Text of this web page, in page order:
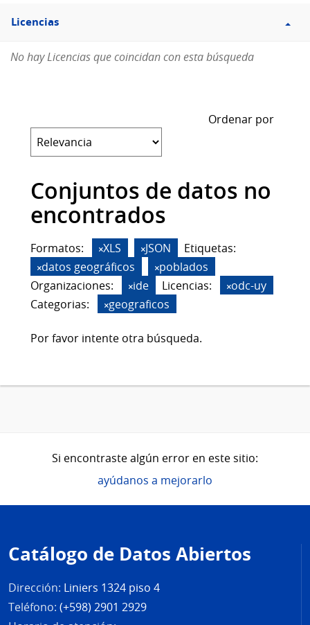
Filtro
Licencias
Licencias
No hay Licencias que coincidan con esta búsqueda
Ordenar por
Conjuntos de datos no
encontrados
Formatos: XLS JSON
Etiquetas:
datos geográficos
poblados
Organizaciones:
ide Licencias:
odc-uy
Categorias:
geograficos
Por favor intente otra búsqueda.
Si encontraste algún error en este sitio:
ayúdanos a mejorarlo
de
página
Catálogo de Datos Abiertos
Dirección: Liniers 1324 piso 4
Teléfono: (+598) 2901 2929